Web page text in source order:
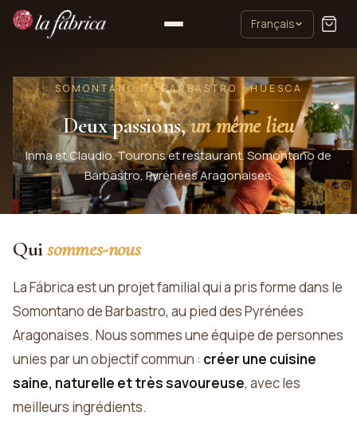
Français
SOMONTANO DE BARBASTRO · HUESCA
Deux passions,un même lieu
Inma et Claudio. Tourons et restaurant. Somontano de
Barbastro, Pyrénées Aragonaises.
Quisommes-nous
La Fábrica est un projet familial qui a pris forme dans le
Somontano de Barbastro, au pied des Pyrénées
Aragonaises. Nous sommes une équipe de personnes
unies par un objectif commun : créer une cuisine
saine, naturelle et très savoureuse, avec les
meilleurs ingrédients.